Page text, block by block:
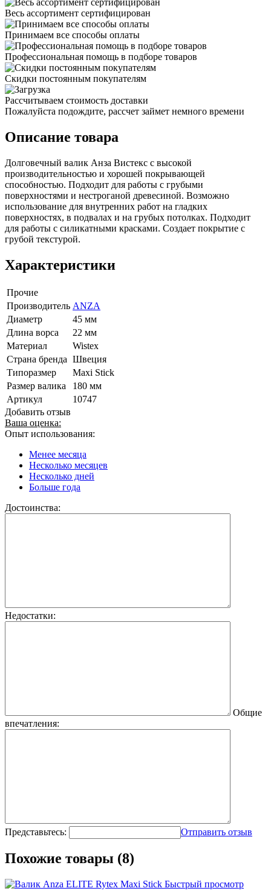
Весь ассортимент сертифицирован
Принимаем все способы оплаты
Профессиональная помощь в подборе товаров
Скидки постоянным покупателям
Рассчитываем стоимость доставки
Пожалуйста подождите, рассчет займет немного времени
Описание товара
Долговечный валик Анза Вистекс с высокой
производительностью и хорошей покрывающей
способностью. Подходит для работы с грубыми
поверхностями и нестроганой древесиной. Возможно
использование для внутренних работ на гладких
поверхностях, в подвалах и на грубых потолках. Подходит
для работы с силикатными красками. Создает покрытие с
грубой текстурой.
Характеристики
Прочие
Производитель ANZA
Диаметр
45 мм
Длина ворса
22 мм
Материал
Wistex
Страна бренда Швеция
Типоразмер
Maxi Stick
Размер валика
180 мм
Артикул
10747
Добавить отзыв
Ваша оценка:
Опыт использования:
Менее месяца
Несколько месяцев
Несколько дней
Больше года
Достоинства:
Недостатки:
Общие
впечатления:
Представьтесь: Отправить отзыв
Похожие товары (8)
Быстрый просмотр